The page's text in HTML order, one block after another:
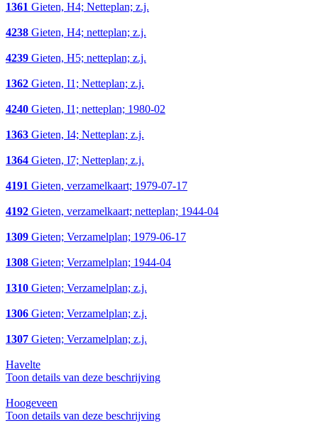
1361 Gieten, H4; Netteplan; z.j.
4238 Gieten, H4; netteplan; z.j.
4239 Gieten, H5; netteplan; z.j.
1362 Gieten, I1; Netteplan; z.j.
4240 Gieten, I1; netteplan; 1980-02
1363 Gieten, I4; Netteplan; z.j.
1364 Gieten, I7; Netteplan; z.j.
4191 Gieten, verzamelkaart; 1979-07-17
4192 Gieten, verzamelkaart; netteplan; 1944-04
1309 Gieten; Verzamelplan; 1979-06-17
1308 Gieten; Verzamelplan; 1944-04
1310 Gieten; Verzamelplan; z.j.
1306 Gieten; Verzamelplan; z.j.
1307 Gieten; Verzamelplan; z.j.
Havelte
Toon details van deze beschrijving
Hoogeveen
Toon details van deze beschrijving